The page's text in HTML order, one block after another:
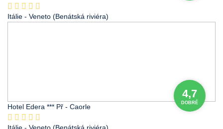
Itálie - Veneto (Benátská riviéra)
4,7
DOBRÉ
Hotel Edera *** Př - Caorle